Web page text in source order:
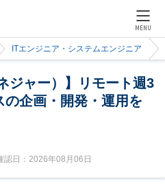
MENU
ITエンジニア・システムエンジニア
ジャー）】リモート週3
企画・開発・運用を
日：2026年08月06日